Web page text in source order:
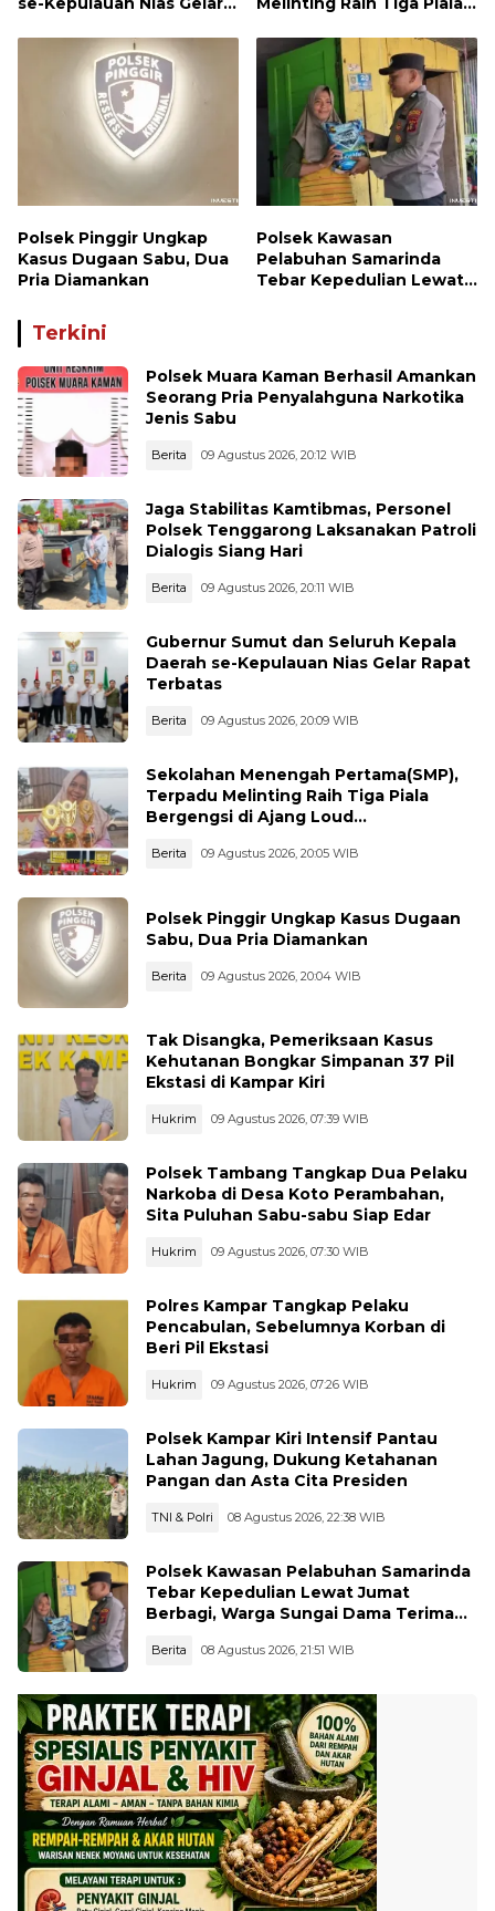
Championship, Lampung
Timur
Polsek Pinggir Ungkap
Kasus Dugaan Sabu, Dua
Pria Diamankan
Polsek Kawasan
Pelabuhan Samarinda
Tebar Kepedulian Lewat
Terkini
Polsek Muara Kaman Berhasil Amankan
Seorang Pria Penyalahguna Narkotika
Jenis Sabu
Berita 09 Agustus 2026, 20:12 WIB
Jaga Stabilitas Kamtibmas, Personel
Polsek Tenggarong Laksanakan Patroli
Dialogis Siang Hari
Berita 09 Agustus 2026, 20:11 WIB
Gubernur Sumut dan Seluruh Kepala
Daerah se-Kepulauan Nias Gelar Rapat
Terbatas
Berita 09 Agustus 2026, 20:09 WIB
Sekolahan Menengah Pertama(SMP),
Terpadu Melinting Raih Tiga Piala
Bergengsi di Ajang Loud
Berita 09 Agustus 2026, 20:05 WIB
Polsek Pinggir Ungkap Kasus Dugaan
Sabu, Dua Pria Diamankan
Berita 09 Agustus 2026, 20:04 WIB
Tak Disangka, Pemeriksaan Kasus
Kehutanan Bongkar Simpanan 37 Pil
Ekstasi di Kampar Kiri
Hukrim 09 Agustus 2026, 07:39 WIB
Polsek Tambang Tangkap Dua Pelaku
Narkoba di Desa Koto Perambahan,
Sita Puluhan Sabu-sabu Siap Edar
Hukrim 09 Agustus 2026, 07:30 WIB
Polres Kampar Tangkap Pelaku
Pencabulan, Sebelumnya Korban di
Beri Pil Ekstasi
Hukrim 09 Agustus 2026, 07:26 WIB
Polsek Kampar Kiri Intensif Pantau
Lahan Jagung, Dukung Ketahanan
Pangan dan Asta Cita Presiden
TNI & Polri 08 Agustus 2026, 22:38 WIB
Polsek Kawasan Pelabuhan Samarinda
Tebar Kepedulian Lewat Jumat
Berbagi, Warga Sungai Dama Terima
Berita 08 Agustus 2026, 21:51 WIB